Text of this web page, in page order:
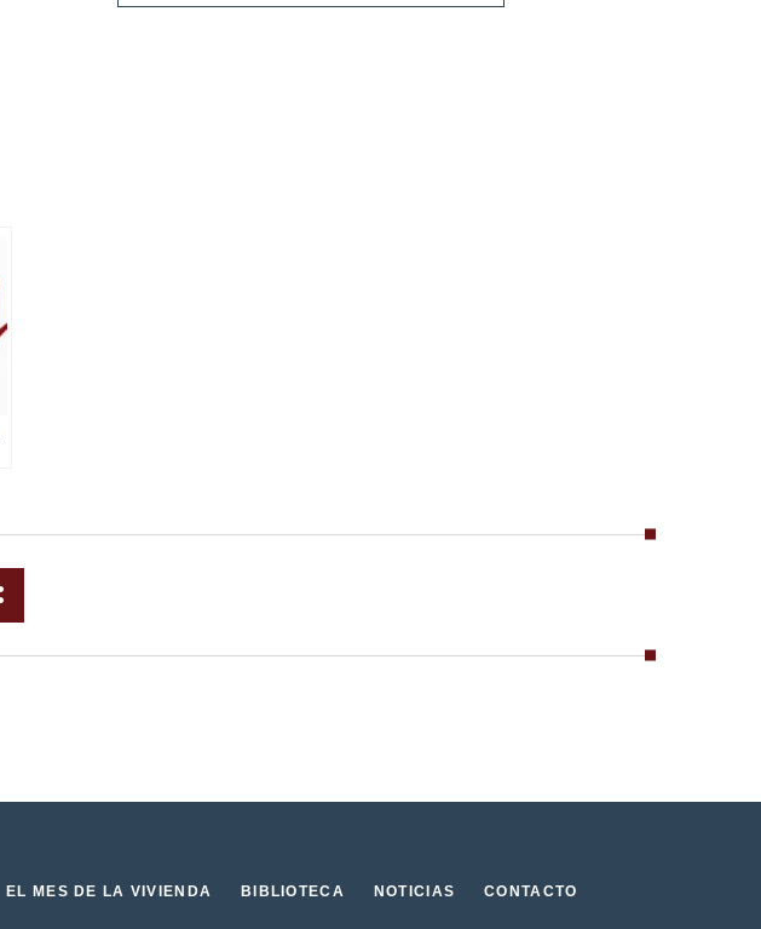
EL MES DE LA VIVIENDA BIBLIOTECA NOTICIAS CONTACTO